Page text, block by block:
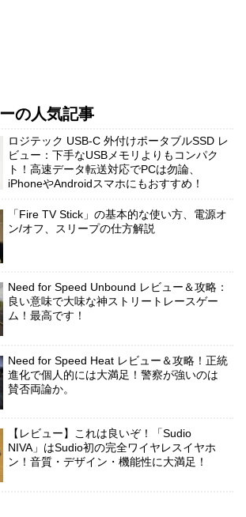
の人気記事
ロジテック USB-C 外付けポータブルSSD レ
ビュー：下手なUSBメモリよりもコンパク
ト！高速データ転送対応でPCは勿論、
iPhoneやAndroidスマホにもおすすめ！
「Fire TV Stick」の基本的な使い方、電源オ
ン/オフ、スリープの仕方解説
Need for Speed Unbound レビュー＆攻略：
良い意味で大味な神ストリートレースゲー
ム！最高です！
Need for Speed Heat レビュー＆攻略！正統
進化で個人的には大満足！警察が強いのは
賛否両論か。
【レビュー】これは良いぞ！「Sudio
NIVA」はSudio初の完全ワイヤレスイヤホ
ン！音質・デザイン・機能性に大満足！